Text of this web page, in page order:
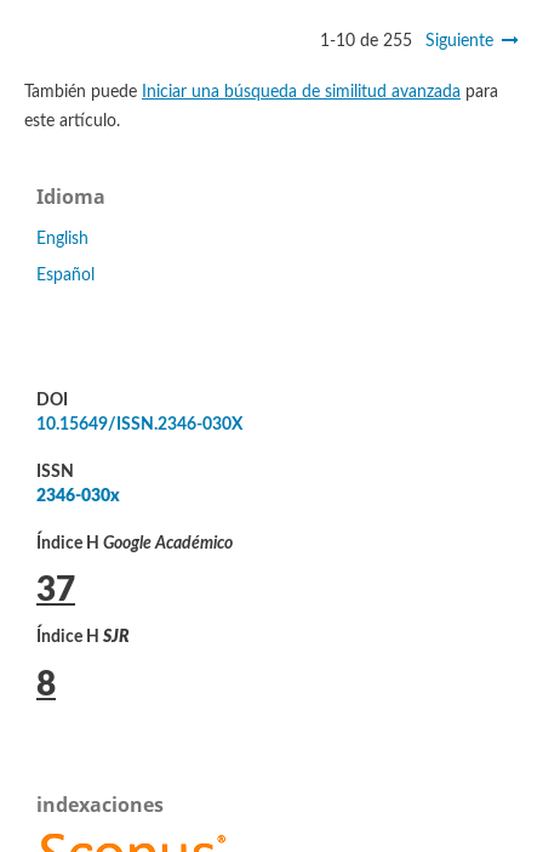
1-10 de 255 Siguiente
También puede Iniciar una búsqueda de similitud avanzada para
este artículo.
Idioma
English
Español
DOI
10.15649/ISSN.2346-030X
ISSN
2346-030x
Índice H Google Académico
37
Índice H SJR
8
indexaciones